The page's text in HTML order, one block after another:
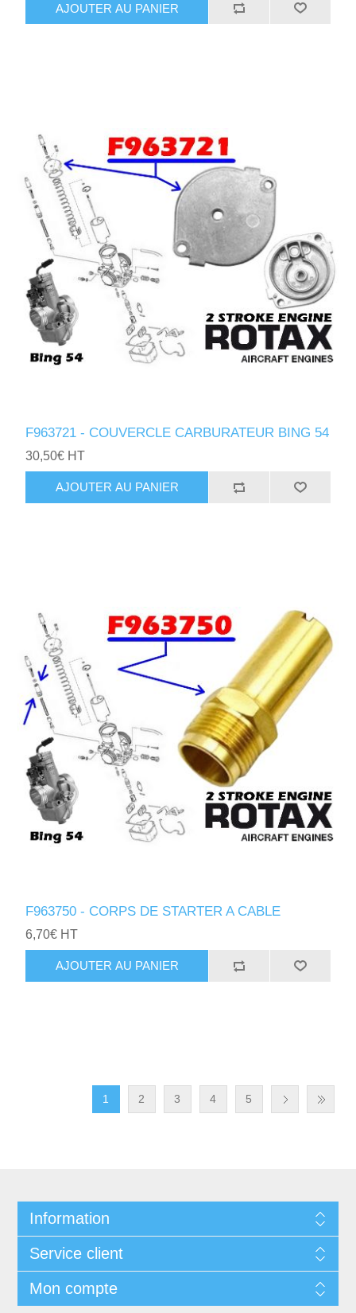
AJOUTER AU PANIER
F963721 - COUVERCLE CARBURATEUR BING 54
30,50€ HT
AJOUTER AU PANIER
F963750 - CORPS DE STARTER A CABLE
6,70€ HT
AJOUTER AU PANIER
1 2 3 4 5
Information
Service client
Mon compte